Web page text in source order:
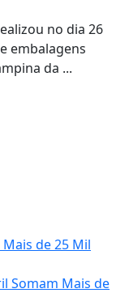
no dia 26
embalagens
da ...
Somam Mais de